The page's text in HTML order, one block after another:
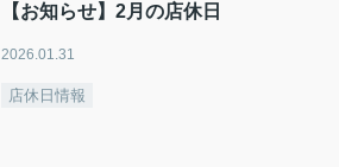
【お知らせ】2月の店休日
2026.01.31
店休日情報